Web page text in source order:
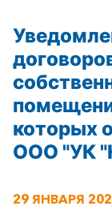
которых
ООО "УК
29 ЯНВАРЯ